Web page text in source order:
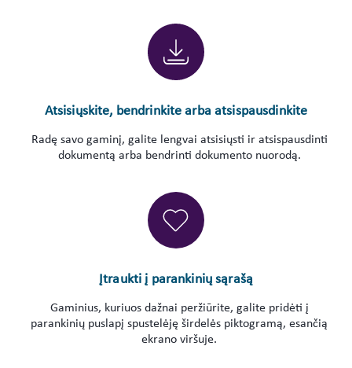
Atsisiųskite, bendrinkite arba atsispausdinkite
Radę savo gaminį, galite lengvai atsisiųsti ir atsispausdinti
dokumentą arba bendrinti dokumento nuorodą.
Įtraukti į parankinių sąrašą
Gaminius, kuriuos dažnai peržiūrite, galite pridėti į
parankinių puslapį spustelėję širdelės piktogramą, esančią
ekrano viršuje.